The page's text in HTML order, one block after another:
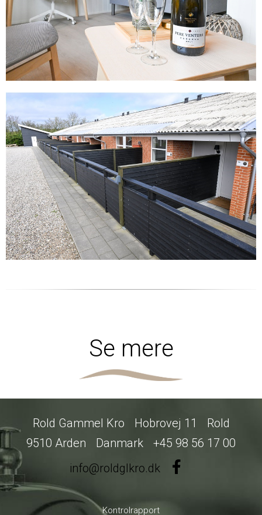
Se mere
Rold Gammel Kro Hobrovej 11
Rold
9510 Arden
Danmark
+45 98 56 17 00
info@roldglkro.dk
Kontrolrapport